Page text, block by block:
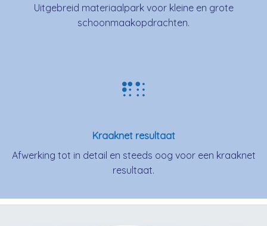
Uitgebreid materiaalpark voor kleine en grote
schoonmaakopdrachten.
Kraaknet resultaat
Afwerking tot in detail en steeds oog voor een kraaknet
resultaat.